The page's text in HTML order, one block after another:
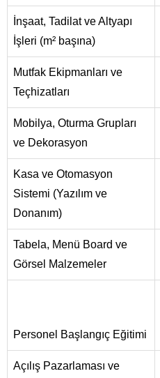
İnşaat, Tadilat ve Altyapı
İşleri (m² başına)
Mutfak Ekipmanları ve
Teçhizatları
Mobilya, Oturma Grupları
ve Dekorasyon
Kasa ve Otomasyon
Sistemi (Yazılım ve
Donanım)
Tabela, Menü Board ve
Görsel Malzemeler
Personel Başlangıç Eğitimi
Açılış Pazarlaması ve